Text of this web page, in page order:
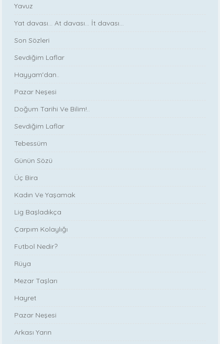
Yavuz
Yat davası... At davası... İt davası...
Son Sözleri
Sevdiğim Laflar
Hayyam'dan..
Pazar Neşesi
Doğum Tarihi Ve Bilim!..
Sevdiğim Laflar
Tebessüm
Günün Sözü
Üç Bira
Kadın Ve Yaşamak
Lig Başladıkça
Çarpım Kolaylığı
Futbol Nedir?
Rüya
Mezar Taşları
Hayret
Pazar Neşesi
Arkası Yarın